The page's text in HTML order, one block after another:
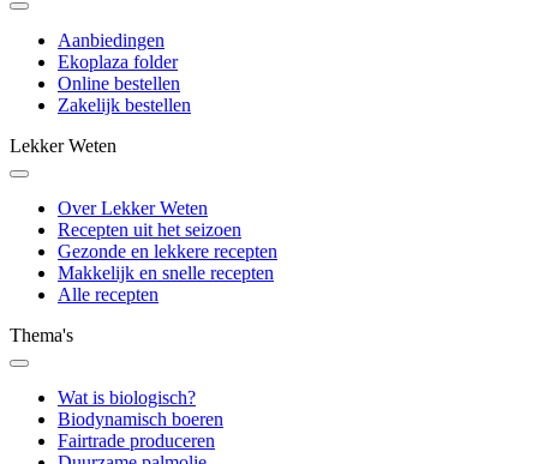
Aanbiedingen
Ekoplaza folder
Online bestellen
Zakelijk bestellen
Lekker Weten
Over Lekker Weten
Recepten uit het seizoen
Gezonde en lekkere recepten
Makkelijk en snelle recepten
Alle recepten
Thema's
Wat is biologisch?
Biodynamisch boeren
Fairtrade produceren